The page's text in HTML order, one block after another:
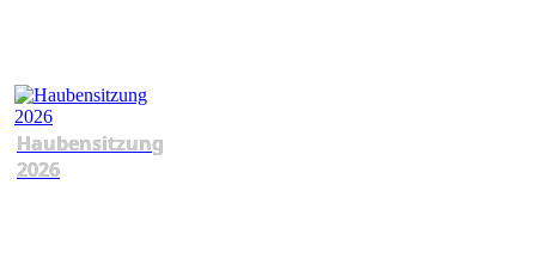
Haubensitzung
2026